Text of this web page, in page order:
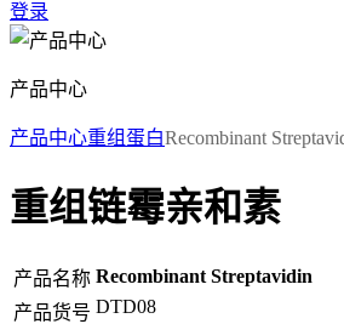
登录
产品中心
产品中心重组蛋白Recombinant
重组链霉亲和素
产品名称 Recombinant Streptavidin
产品货号 DTD08